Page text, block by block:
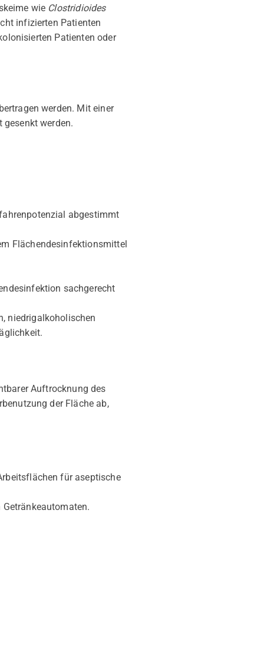
wie Clostridioides
infizierten Patienten
Patienten oder
werden. Mit einer
werden.
abgestimmt
Flächendesinfektionsmittel
sachgerecht
niedrigalkoholischen
Auftrocknung des
der Fläche ab,
für aseptische